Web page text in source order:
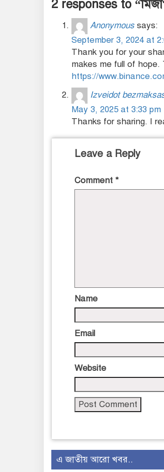
2 responses to
Anonymous says:
September 3, 2024 at
Thank you for your
makes me full of
https://
Izveidot
May 3, 2025 at 3:33 pm
Thanks for sharing. I
Leave a Reply
Comment *
Name
Email
Website
এ জাতীয় আরো খবর..